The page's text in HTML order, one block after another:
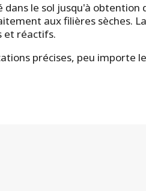
le sol jusqu'à obtention
aux filières sèches.
et réactifs.
précises, peu importe